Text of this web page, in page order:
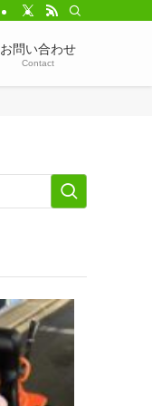
お問い合わせ
Contact